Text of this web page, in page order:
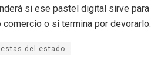
si ese pastel digital sirve para
o si termina por devorarlo.
del estado